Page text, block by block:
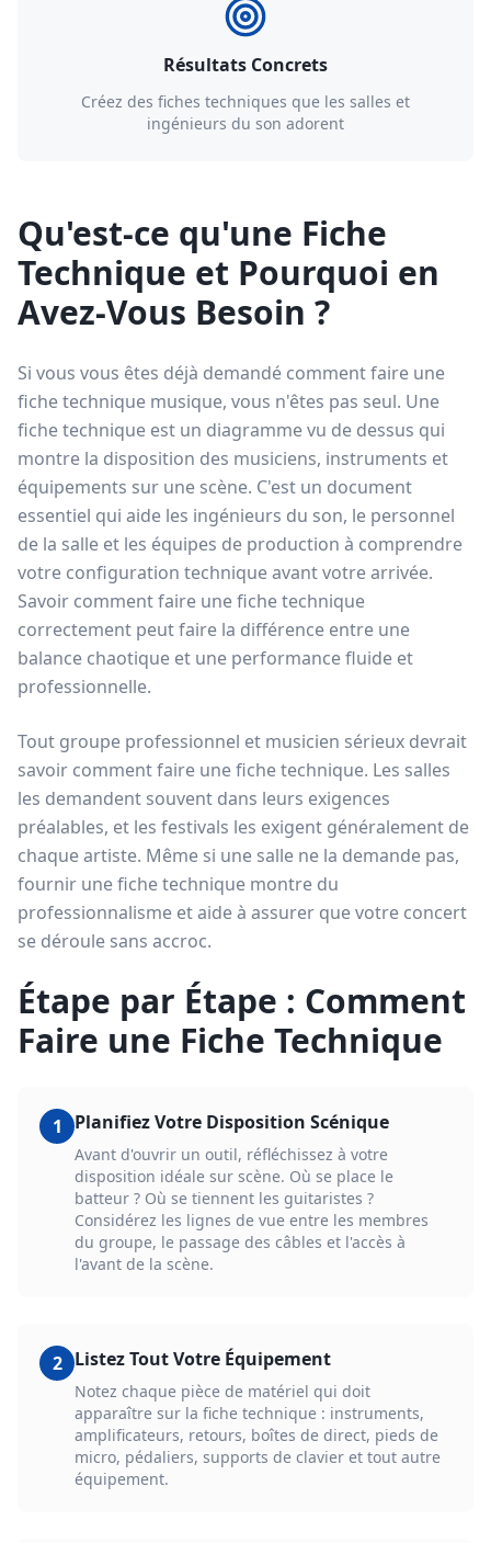
Résultats Concrets
Créez des fiches techniques que les salles et
ingénieurs du son adorent
Qu'est-ce qu'une Fiche
Technique et Pourquoi en
Avez-Vous Besoin ?
Si vous vous êtes déjà demandé comment faire une
fiche technique musique, vous n'êtes pas seul. Une
fiche technique est un diagramme vu de dessus qui
montre la disposition des musiciens, instruments et
équipements sur une scène. C'est un document
essentiel qui aide les ingénieurs du son, le personnel
de la salle et les équipes de production à comprendre
votre configuration technique avant votre arrivée.
Savoir comment faire une fiche technique
correctement peut faire la différence entre une
balance chaotique et une performance fluide et
professionnelle.
Tout groupe professionnel et musicien sérieux devrait
savoir comment faire une fiche technique. Les salles
les demandent souvent dans leurs exigences
préalables, et les festivals les exigent généralement de
chaque artiste. Même si une salle ne la demande pas,
fournir une fiche technique montre du
professionnalisme et aide à assurer que votre concert
se déroule sans accroc.
Étape par Étape : Comment
Faire une Fiche Technique
1 Planifiez Votre Disposition Scénique
Avant d'ouvrir un outil, réfléchissez à votre
disposition idéale sur scène. Où se place le
batteur ? Où se tiennent les guitaristes ?
Considérez les lignes de vue entre les membres
du groupe, le passage des câbles et l'accès à
l'avant de la scène.
2 Listez Tout Votre Équipement
Notez chaque pièce de matériel qui doit
apparaître sur la fiche technique : instruments,
amplificateurs, retours, boîtes de direct, pieds de
micro, pédaliers, supports de clavier et tout autre
équipement.